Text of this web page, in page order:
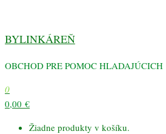
obsah
BYLINKÁREŇ
OBCHOD PRE POMOC HLADAJÚCICH
0
0,00 €
Žiadne produkty v košíku.